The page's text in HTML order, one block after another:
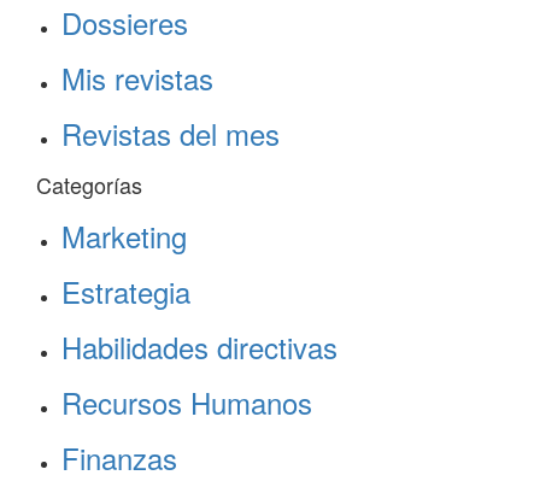
Dossieres
Mis revistas
Revistas del mes
Categorías
Marketing
Estrategia
Habilidades directivas
Recursos Humanos
Finanzas